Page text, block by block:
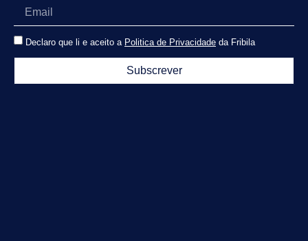
Declaro que li e aceito a Politica de Privacidade da Fribila
Subscrever